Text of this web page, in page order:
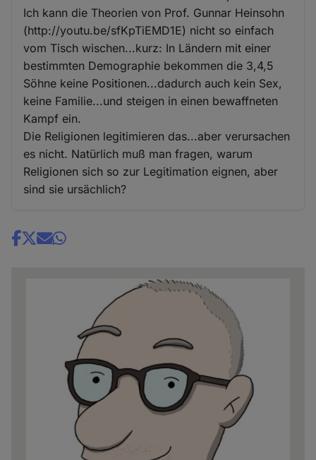
Ich kann die Theorien von Prof. Gunnar Heinsohn
(http://youtu.be/sfKpTiEMD1E) nicht so einfach
vom Tisch wischen...kurz: In Ländern mit einer
bestimmten Demographie bekommen die 3,4,5
Söhne keine Positionen...dadurch auch kein Sex,
keine Familie...und steigen in einen bewaffneten
Kampf ein.
Die Religionen legitimieren das...aber verursachen
es nicht. Natürlich muß man fragen, warum
Religionen sich so zur Legitimation eignen, aber
sind sie ursächlich?
Share